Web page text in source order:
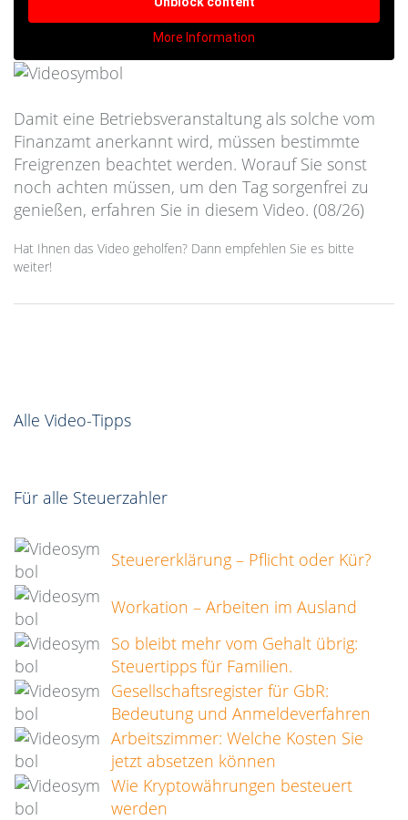
More Information
Damit eine Betriebsveranstaltung als solche vom
Finanzamt anerkannt wird, müssen bestimmte
Freigrenzen beachtet werden. Worauf Sie sonst
noch achten müssen, um den Tag sorgenfrei zu
genießen, erfahren Sie in diesem Video. (08/26)
Hat Ihnen das Video geholfen? Dann empfehlen Sie es bitte
weiter!
Alle Video-Tipps
Für alle Steuerzahler
Steuererklärung – Pflicht oder Kür?
Workation – Arbeiten im Ausland
So bleibt mehr vom Gehalt übrig:
Steuertipps für Familien.
Gesellschaftsregister für GbR:
Bedeutung und Anmeldeverfahren
Arbeitszimmer: Welche Kosten Sie
jetzt absetzen können
Wie Kryptowährungen besteuert
werden